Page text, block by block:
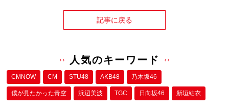
記事に戻る
人気のキーワード
CMNOW CM STU48 AKB48 乃木坂46
僕が⾒たかった⻘空 浜辺美波 TGC 日向坂46 新垣結衣